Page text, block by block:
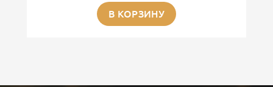
В КОРЗИНУ